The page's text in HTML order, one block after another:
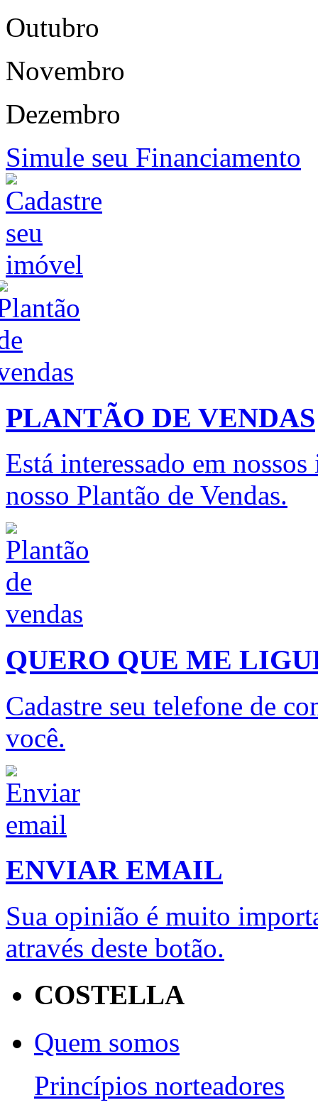
Outubro
Novembro
Dezembro
Simule seu Financiamento
PLANTÃO DE VENDAS
Está interessado em
nosso Plantão de Vendas.
QUERO QUE ME
Cadastre seu telefone de
você.
ENVIAR EMAIL
Sua opinião é muito
através deste botão.
COSTELLA
Quem somos
Princípios norteadores